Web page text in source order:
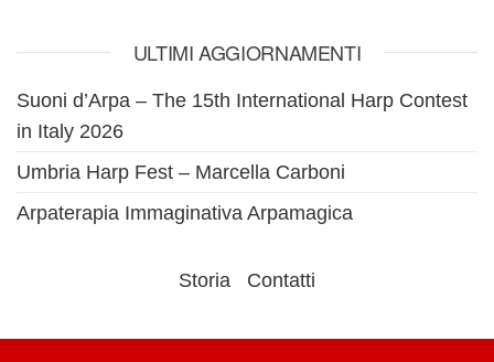
ULTIMI AGGIORNAMENTI
Suoni d’Arpa – The 15th International Harp Contest
in Italy 2026
Umbria Harp Fest – Marcella Carboni
Arpaterapia Immaginativa Arpamagica
Storia Contatti